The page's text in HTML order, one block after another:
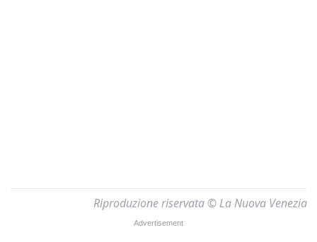
Riproduzione riservata © La Nuova Venezia